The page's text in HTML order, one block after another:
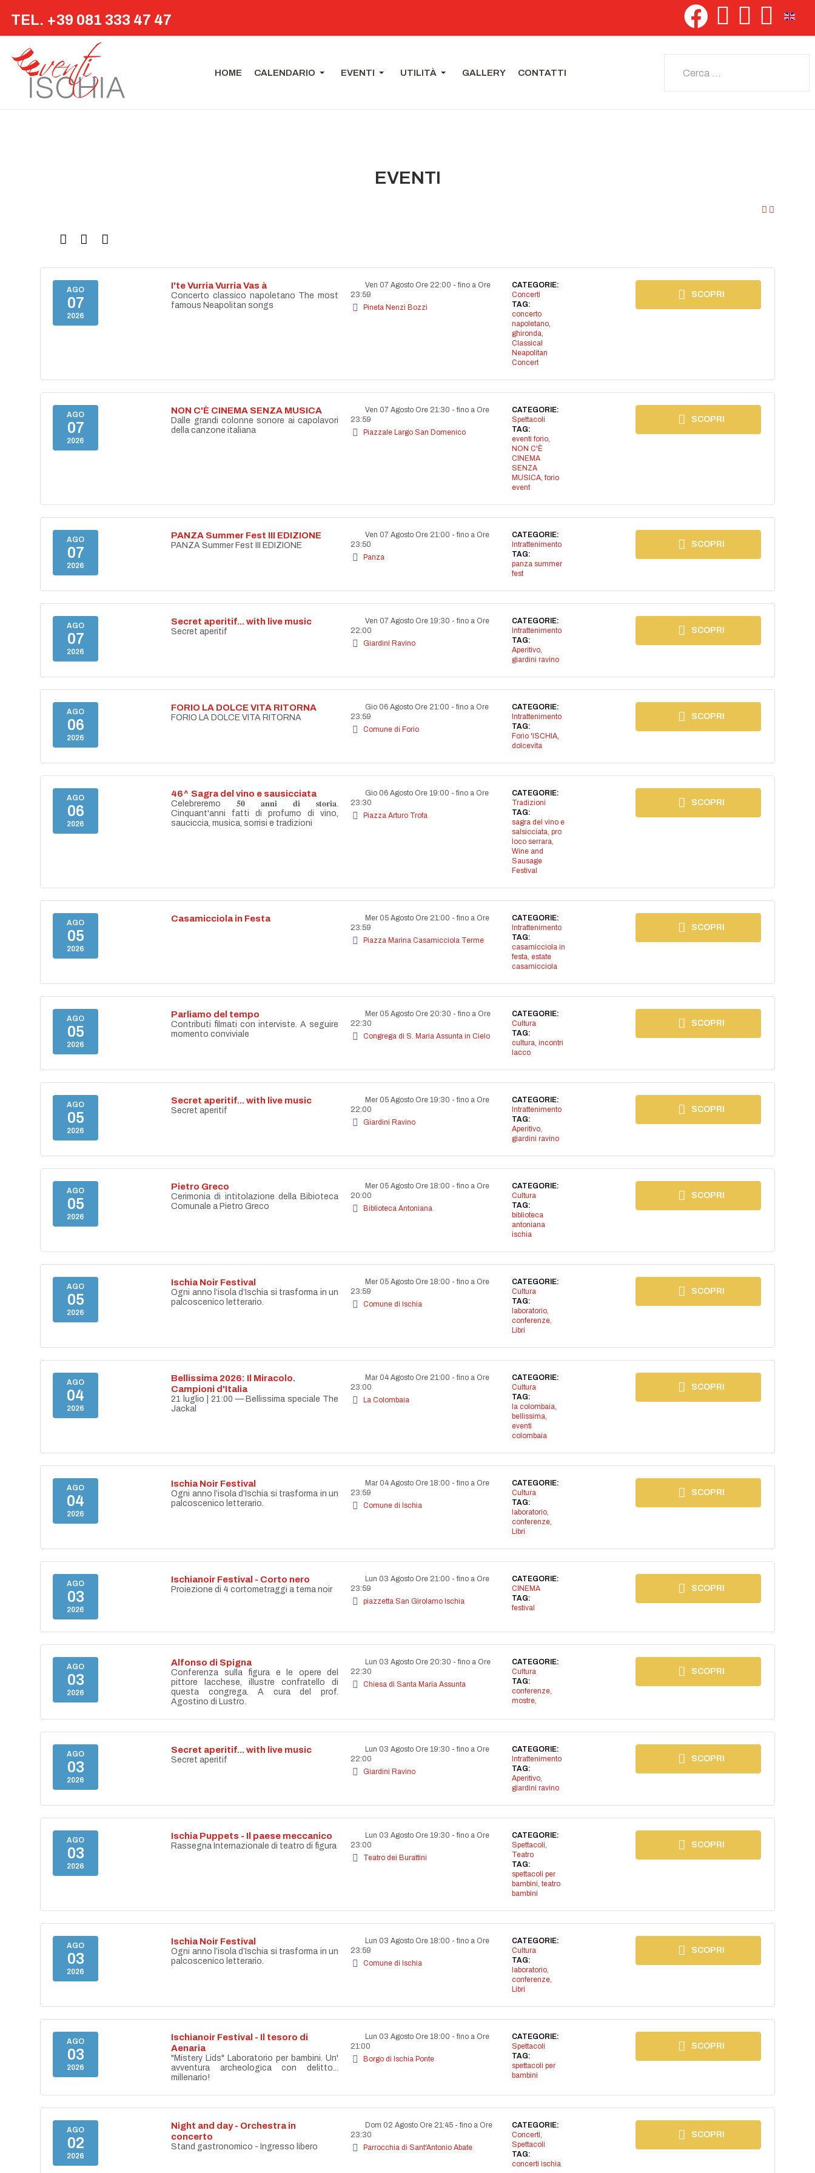
TEL. +39 081 333 47 47
HOME CALENDARIO EVENTI UTILITÀ GALLERY CONTATTI
EVENTI
AGO
07
2026
I'te Vurria Vurria Vas à
Concerto classico napoletano The most
famous Neapolitan songs
Ven 07 Agosto Ore 22:00 - fino a Ore
23:59
Pineta Nenzi Bozzi
CATEGORIE:
Concerti
TAG:
concerto
napoletano,
ghironda,
Classical
Neapolitan
Concert
SCOPRI
AGO
07
2026
NON C'È CINEMA SENZA MUSICA
Dalle grandi colonne sonore ai capolavori
della canzone italiana
Ven 07 Agosto Ore 21:30 - fino a Ore
23:59
Piazzale Largo San Domenico
CATEGORIE:
Spettacoli
TAG:
eventi forio,
NON C'È
CINEMA
SENZA
MUSICA, forio
event
SCOPRI
AGO
07
2026
PANZA Summer Fest III EDIZIONE
PANZA Summer Fest III EDIZIONE
Ven 07 Agosto Ore 21:00 - fino a Ore
23:50
Panza
CATEGORIE:
Intrattenimento
TAG:
panza summer
fest
SCOPRI
AGO
07
2026
Secret aperitif... with live music
Secret aperitif
Ven 07 Agosto Ore 19:30 - fino a Ore
22:00
Giardini Ravino
CATEGORIE:
Intrattenimento
TAG:
Aperitivo,
giardini ravino
SCOPRI
AGO
06
2026
FORIO LA DOLCE VITA RITORNA
FORIO LA DOLCE VITA RITORNA
Gio 06 Agosto Ore 21:00 - fino a Ore
23:59
Comune di Forio
CATEGORIE:
Intrattenimento
TAG:
Forio 'ISCHIA,
dolcevita
SCOPRI
AGO
06
2026
46^ Sagra del vino e sausicciata
Celebreremo 𝟓𝟎 𝐚𝐧𝐧𝐢 𝐝𝐢 𝐬𝐭𝐨𝐫𝐢𝐚.
Cinquant'anni fatti di profumo di vino,
sauciccia, musica, sorrisi e tradizioni
Gio 06 Agosto Ore 19:00 - fino a Ore
23:30
Piazza Arturo Trofa
CATEGORIE:
Tradizioni
TAG:
sagra del vino e
salsicciata, pro
loco serrara,
Wine and
Sausage
Festival
SCOPRI
AGO
05
2026
Casamicciola in Festa Mer 05 Agosto Ore 21:00 - fino a Ore
23:59
Piazza Marina Casamicciola Terme
CATEGORIE:
Intrattenimento
TAG:
casamicciola in
festa, estate
casamicciola
SCOPRI
AGO
05
2026
Parliamo del tempo
Contributi filmati con interviste. A seguire
momento conviviale
Mer 05 Agosto Ore 20:30 - fino a Ore
22:30
Congrega di S. Maria Assunta in Cielo
CATEGORIE:
Cultura
TAG:
cultura, incontri
lacco
SCOPRI
AGO
05
2026
Secret aperitif... with live music
Secret aperitif
Mer 05 Agosto Ore 19:30 - fino a Ore
22:00
Giardini Ravino
CATEGORIE:
Intrattenimento
TAG:
Aperitivo,
giardini ravino
SCOPRI
AGO
05
2026
Pietro Greco
Cerimonia di intitolazione della Bibioteca
Comunale a Pietro Greco
Mer 05 Agosto Ore 18:00 - fino a Ore
20:00
Biblioteca Antoniana
CATEGORIE:
Cultura
TAG:
biblioteca
antoniana
ischia
SCOPRI
AGO
05
2026
Ischia Noir Festival
Ogni anno l’isola d’Ischia si trasforma in un
palcoscenico letterario.
Mer 05 Agosto Ore 18:00 - fino a Ore
23:59
Comune di Ischia
CATEGORIE:
Cultura
TAG:
laboratorio,
conferenze,
Libri
SCOPRI
AGO
04
2026
Bellissima 2026: Il Miracolo.
Campioni d'Italia
21 luglio | 21:00 — Bellissima speciale The
Jackal
Mar 04 Agosto Ore 21:00 - fino a Ore
23:00
La Colombaia
CATEGORIE:
Cultura
TAG:
la colombaia,
bellissima,
eventi
colombaia
SCOPRI
AGO
04
2026
Ischia Noir Festival
Ogni anno l’isola d’Ischia si trasforma in un
palcoscenico letterario.
Mar 04 Agosto Ore 18:00 - fino a Ore
23:59
Comune di Ischia
CATEGORIE:
Cultura
TAG:
laboratorio,
conferenze,
Libri
SCOPRI
AGO
03
2026
Ischianoir Festival - Corto nero
Proiezione di 4 cortometraggi a tema noir
Lun 03 Agosto Ore 21:00 - fino a Ore
23:59
piazzetta San Girolamo Ischia
CATEGORIE:
CINEMA
TAG:
festival
SCOPRI
AGO
03
2026
Alfonso di Spigna
Conferenza sulla figura e le opere del
pittore lacchese, illustre confratello di
questa congrega. A cura del prof.
Agostino di Lustro.
Lun 03 Agosto Ore 20:30 - fino a Ore
22:30
Chiesa di Santa Maria Assunta
CATEGORIE:
Cultura
TAG:
conferenze,
mostre,
SCOPRI
AGO
03
2026
Secret aperitif... with live music
Secret aperitif
Lun 03 Agosto Ore 19:30 - fino a Ore
22:00
Giardini Ravino
CATEGORIE:
Intrattenimento
TAG:
Aperitivo,
giardini ravino
SCOPRI
AGO
03
2026
Ischia Puppets - Il paese meccanico
Rassegna Internazionale di teatro di figura
Lun 03 Agosto Ore 19:30 - fino a Ore
23:00
Teatro dei Burattini
CATEGORIE:
Spettacoli,
Teatro
TAG:
spettacoli per
bambini, teatro
bambini
SCOPRI
AGO
03
2026
Ischia Noir Festival
Ogni anno l’isola d’Ischia si trasforma in un
palcoscenico letterario.
Lun 03 Agosto Ore 18:00 - fino a Ore
23:59
Comune di Ischia
CATEGORIE:
Cultura
TAG:
laboratorio,
conferenze,
Libri
SCOPRI
AGO
03
2026
Ischianoir Festival - Il tesoro di
Aenaria
"Mistery Lids" Laboratorio per bambini. Un'
avventura archeologica con delitto...
millenario!
Lun 03 Agosto Ore 18:00 - fino a Ore
21:00
Borgo di Ischia Ponte
CATEGORIE:
Spettacoli
TAG:
spettacoli per
bambini
SCOPRI
AGO
02
2026
Night and day - Orchestra in
concerto
Stand gastronomico - Ingresso libero
Dom 02 Agosto Ore 21:45 - fino a Ore
23:30
Parrocchia di Sant'Antonio Abate
CATEGORIE:
Concerti,
Spettacoli
TAG:
concerti ischia
SCOPRI